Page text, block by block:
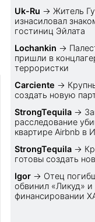
Uk-Ru → Житель
изнасиловал
гостиниц Эйлата
Lochankin →
пришли в
террористки
Carciente →
создать новую
StrongTequila →
расследование
квартире Airbnb в
StrongTequila →
готовы создать
Igor → Отец
обвинил «Ликуд»
финансировании